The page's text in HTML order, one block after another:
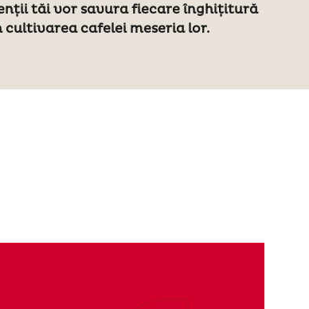
tăi vor savura fiecare înghițitură
cafelei meseria lor.